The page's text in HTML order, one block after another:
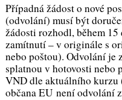
Případná žádost o nové
(odvolání) musí být
žádosti rozhodl, během
zamítnutí – v originále s
nebo poštou). Odvolání je
splatnou v hotovosti nebo
VND dle aktuálního
občana EU není odvolání